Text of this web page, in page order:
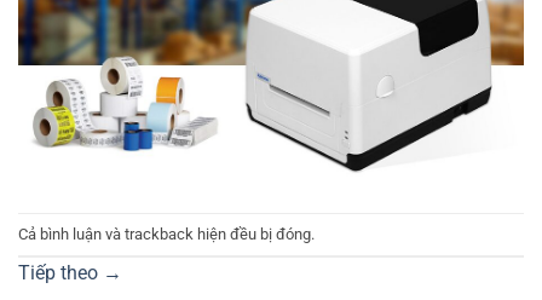
Cả bình luận và trackback hiện đều bị đóng.
Tiếp theo →